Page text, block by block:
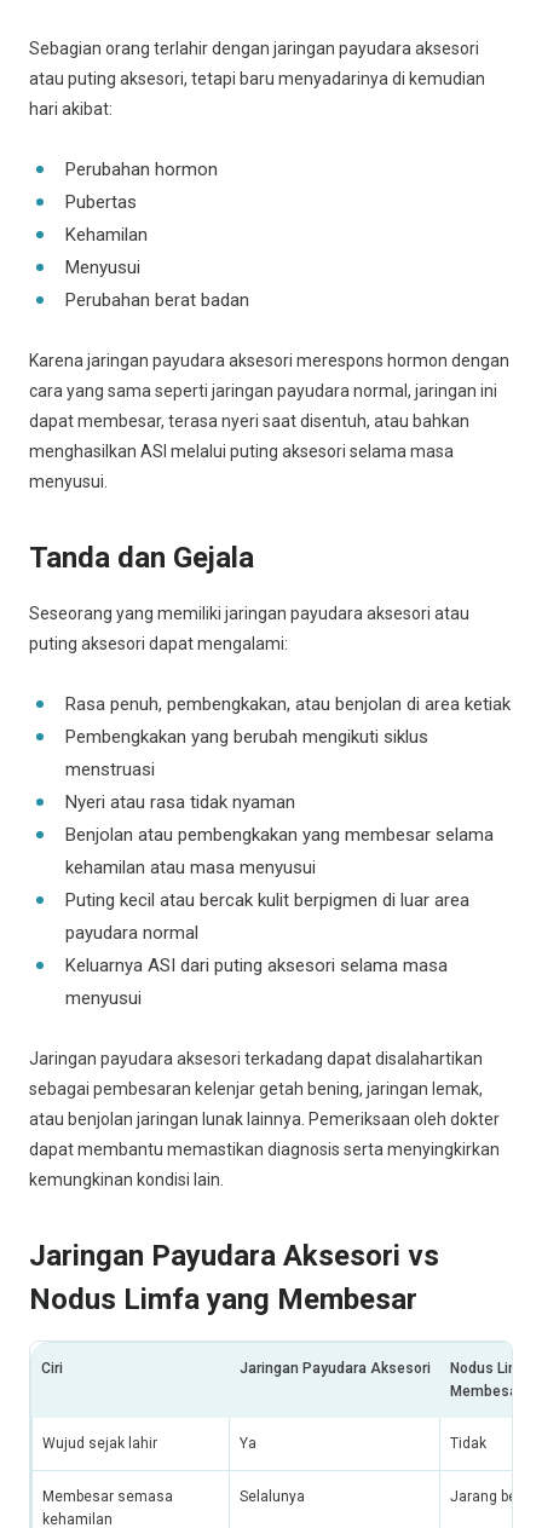
Sebagian orang terlahir dengan jaringan payudara aksesori
atau puting aksesori, tetapi baru menyadarinya di kemudian
hari akibat:
Perubahan hormon
Pubertas
Kehamilan
Menyusui
Perubahan berat badan
Karena jaringan payudara aksesori merespons hormon dengan
cara yang sama seperti jaringan payudara normal, jaringan ini
dapat membesar, terasa nyeri saat disentuh, atau bahkan
menghasilkan ASI melalui puting aksesori selama masa
menyusui.
Tanda dan Gejala
Seseorang yang memiliki jaringan payudara aksesori atau
puting aksesori dapat mengalami:
Rasa penuh, pembengkakan, atau benjolan di area ketiak
Pembengkakan yang berubah mengikuti siklus
menstruasi
Nyeri atau rasa tidak nyaman
Benjolan atau pembengkakan yang membesar selama
kehamilan atau masa menyusui
Puting kecil atau bercak kulit berpigmen di luar area
payudara normal
Keluarnya ASI dari puting aksesori selama masa
menyusui
Jaringan payudara aksesori terkadang dapat disalahartikan
sebagai pembesaran kelenjar getah bening, jaringan lemak,
atau benjolan jaringan lunak lainnya. Pemeriksaan oleh dokter
dapat membantu memastikan diagnosis serta menyingkirkan
kemungkinan kondisi lain.
Jaringan Payudara Aksesori vs
Nodus Limfa yang Membesar
Ciri Jaringan Payudara Aksesori
Nodus Limfa
Membesar
Wujud sejak lahir Ya Tidak
Membesar semasa
kehamilan
Selalunya Jarang